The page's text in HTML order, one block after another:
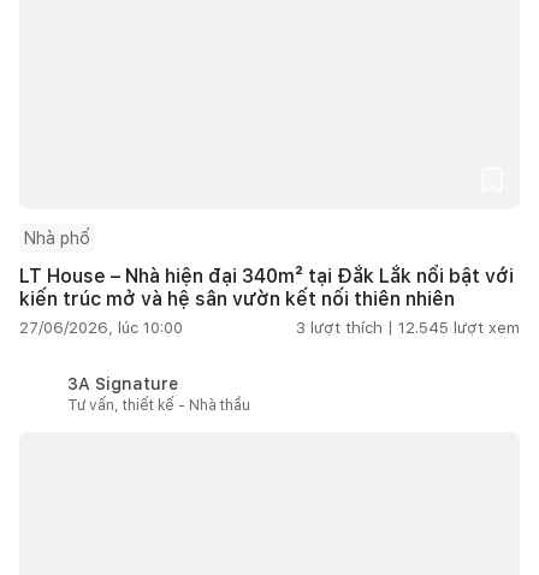
Nhà phố
LT House – Nhà hiện đại 340m² tại Đắk Lắk nổi bật với
kiến trúc mở và hệ sân vườn kết nối thiên nhiên
27/06/2026, lúc 10:00 3 lượt thích | 12.545 lượt xem
3A Signature
Tư vấn, thiết kế - Nhà thầu